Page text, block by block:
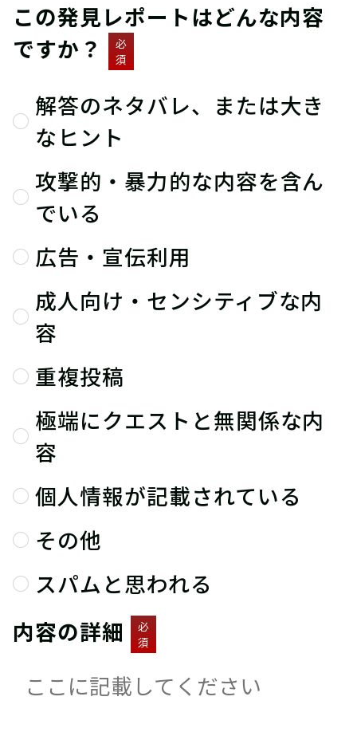
この発見レポートはどんな内容
ですか？
必
須
解答のネタバレ、または大き
なヒント
攻撃的・暴力的な内容を含ん
でいる
広告・宣伝利用
成人向け・センシティブな内
容
重複投稿
極端にクエストと無関係な内
容
個人情報が記載されている
その他
スパムと思われる
内容の詳細
必
須